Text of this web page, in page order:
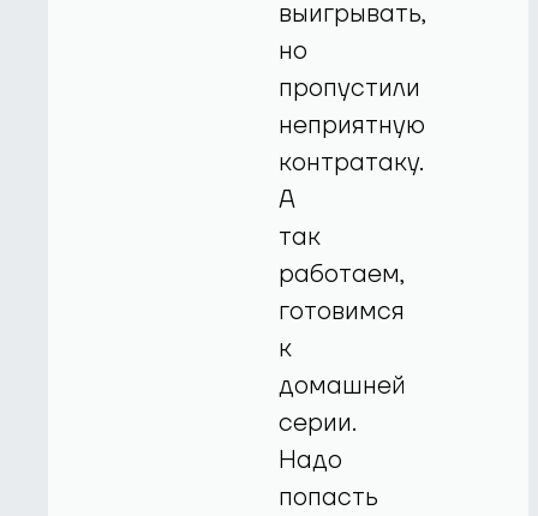
выигрывать,
но
пропустили
неприятную
контратаку.
А
так
работаем,
готовимся
к
домашней
серии.
Надо
попасть